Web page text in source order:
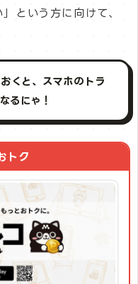
という方に向けて、
くと、スマホのトラ
るにゃ！
トク